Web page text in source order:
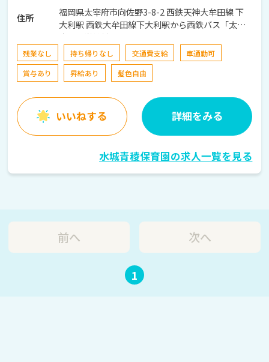
住所
福岡県太宰府市向佐野3-8-2 西鉄天神大牟田線 下
大利駅 西鉄大牟田線下大利駅から西鉄バス「太宰
府西小学校前」下車徒歩約8分
残業なし 持ち帰りなし 交通費支給
車通勤可
賞与あり
昇給あり 髪色自由
いいねする 詳細をみる
水城青稜保育園の求人一覧を見る
前へ
1
次へ